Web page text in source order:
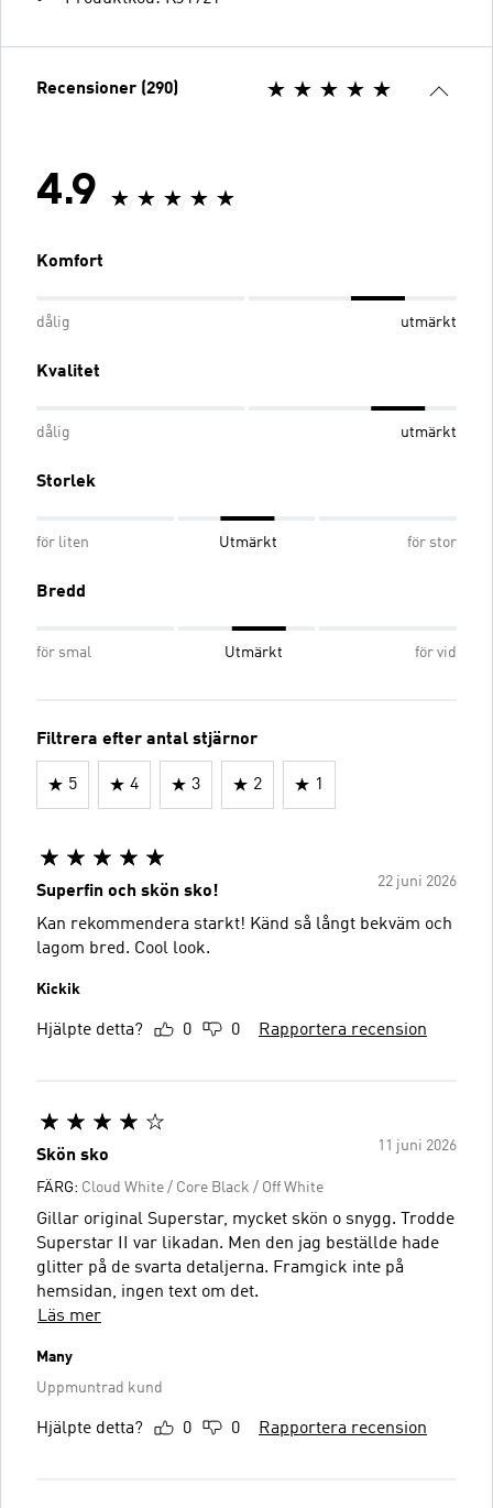
Recensioner (290)
4.9
Komfort
dålig utmärkt
Kvalitet
dålig utmärkt
Storlek
för liten Utmärkt för stor
Bredd
för smal Utmärkt för vid
Filtrera efter antal stjärnor
5 4 3 2 1
22 juni 2026
Superfin och skön sko!
Kan rekommendera starkt! Känd så långt bekväm och
lagom bred. Cool look.
Kickik
Hjälpte detta? 0 0 Rapportera recension
11 juni 2026
Skön sko
FÄRG: Cloud White / Core Black / Off White
Gillar original Superstar, mycket skön o snygg. Trodde
Superstar II var likadan. Men den jag beställde hade
glitter på de svarta detaljerna. Framgick inte på
hemsidan, ingen text om det.
Läs mer
Many
Uppmuntrad kund
Hjälpte detta? 0 0 Rapportera recension